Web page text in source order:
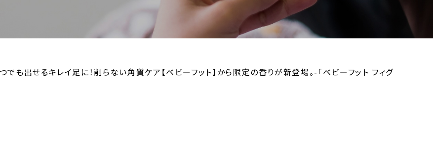
でも出せるキレイ足に！削らない角質ケア【ベビーフット】から限定の香りが新登場。-「ベビーフット フィグ